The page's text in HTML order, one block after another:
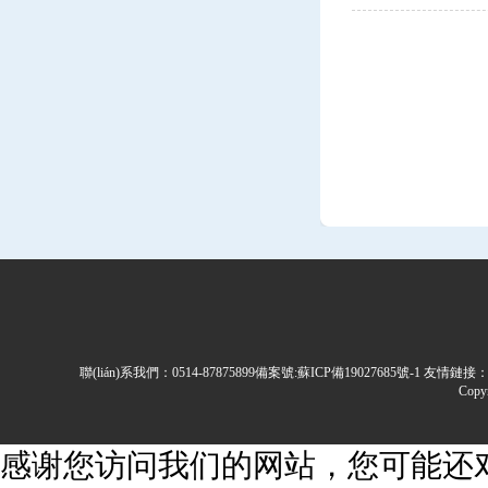
聯(lián)系我們：0514-87875899備案號:蘇ICP備19027685號-1 友情鏈接
感谢您访问我们的网站，您可能还